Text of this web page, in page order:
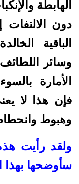
الهابطة
دون الالتفات
الباقية
وسائر
الأمارة
فإن هذا لا
وهبوط
ولقد رأيت
سأوضحها بهذا